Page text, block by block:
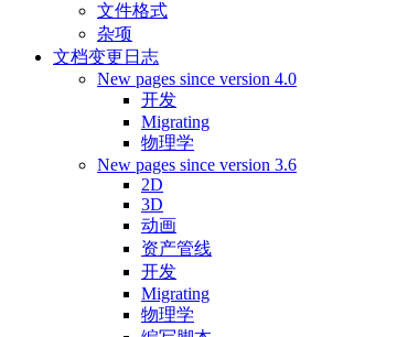
文件格式
杂项
文档变更日志
New pages since version 4.0
开发
Migrating
物理学
New pages since version 3.6
2D
3D
动画
资产管线
开发
Migrating
物理学